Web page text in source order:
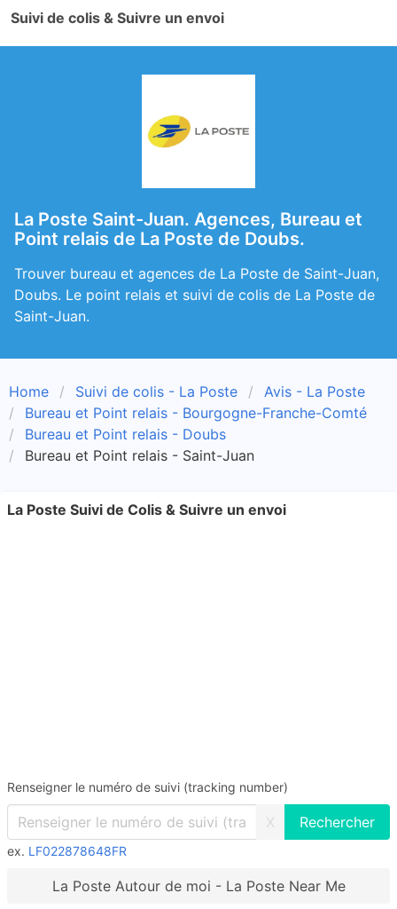
Suivi de colis & Suivre un envoi
La Poste Saint-Juan. Agences, Bureau et
Point relais de La Poste de Doubs.
Trouver bureau et agences de La Poste de Saint-Juan,
Doubs. Le point relais et suivi de colis de La Poste de
Saint-Juan.
Home Suivi de colis - La Poste
Avis - La Poste
Bureau et Point relais - Bourgogne-Franche-Comté
Bureau et Point relais - Doubs
Bureau et Point relais - Saint-Juan
La Poste Suivi de Colis & Suivre un envoi
Renseigner le numéro de suivi (tracking number)
X
ex. LF022878648FR
La Poste Autour de moi - La Poste Near Me